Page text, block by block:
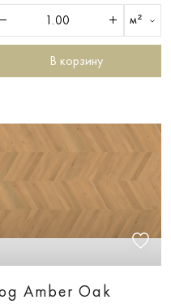
м²
В корзину
Amber Oak